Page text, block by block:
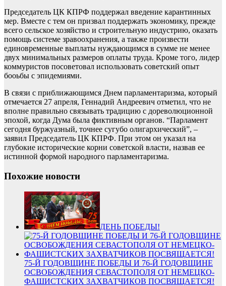
Председатель ЦК КПРФ поддержал введение карантинных
мер. Вместе с тем он призвал поддержать экономику, прежде
всего сельское хозяйство и строительную индустрию, оказать
помощь системе зравоохранения, а также произвести
единовременные выплаты нуждающимся в сумме не менее
двух минимальных размеров оплаты труда. Кроме того, лидер
коммуристов посоветовал использовать советский опыт
бооьбы с эпидемиями.
В связи с приближающимся Днем парламентаризма, который
отмечается 27 апреля, Геннадий Андреевич отметил, что не
вполне правильно связывать традицию с дореволюционной
эпохой, когда Дума была фиктивным органов. “Парламент
сегодня буржуазный, точнее сугубо олигархический”, –
заявил Председатель ЦК КПРФ. При этом он указал на
глубокие исторические корни советской власти, назвав ее
истинной формой народного парламентаризма.
Похожие новости
ДЕНЬ ПОБЕДЫ!
75-Й ГОДОВЩИНЕ ПОБЕДЫ И 76-Й ГОДОВЩИНЕ
ОСВОБОЖДЕНИЯ СЕВАСТОПОЛЯ ОТ НЕМЕЦКО-
ФАШИСТСКИХ ЗАХВАТЧИКОВ ПОСВЯЩАЕТСЯ!